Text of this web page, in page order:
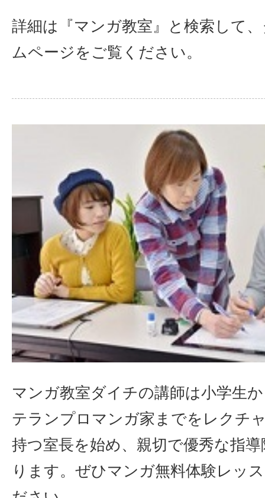
詳細は『マンガ教室』と検索して
ムページをご覧ください。
マンガ教室ダイチの講師は小学生
テランプロマンガ家までをレクチ
持つ室長を始め、親切で優秀な指
ります。ぜひマンガ無料体験レッ